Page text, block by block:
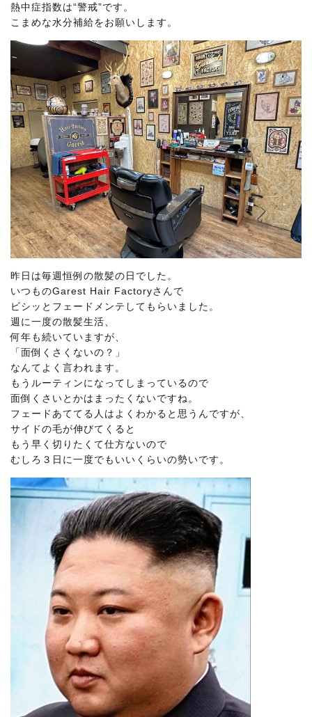
熱中症指数は“警戒”です。
こまめな水分補給をお願いします。
昨日は毎週恒例の散髪の日でした。
いつものGarest Hair Factoryさんで
ビシッとフェードメンテしてもらいました。
週に一度の散髪生活、
何年も続いていますが、
「面倒くさくないの？」
なんてよく言われます。
もうルーティンになってしまっているので
面倒くさいとかはまったくないですね。
フェードあててる人はよくわかると思うんですが、
サイドの毛が伸びてくると
もう早く切りたくて仕方ないので
むしろ３日に一度でもいいくらいの勢いです。